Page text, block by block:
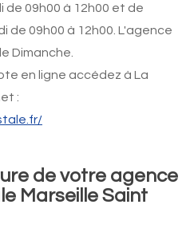
de 09h00 à 12h00 et de
de 09h00 à 12h00. L'agence
Dimanche.
en ligne accédez à La
:
de votre agence
Marseille Saint